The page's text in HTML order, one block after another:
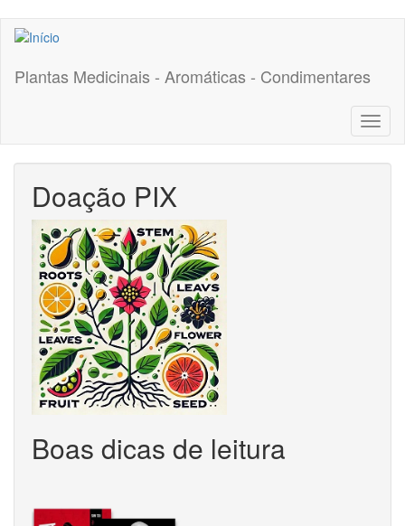
Pular
para
conteúdo
Plantas Medicinais - Aromáticas - Condimentares
Doação PIX
Boas dicas de leitura